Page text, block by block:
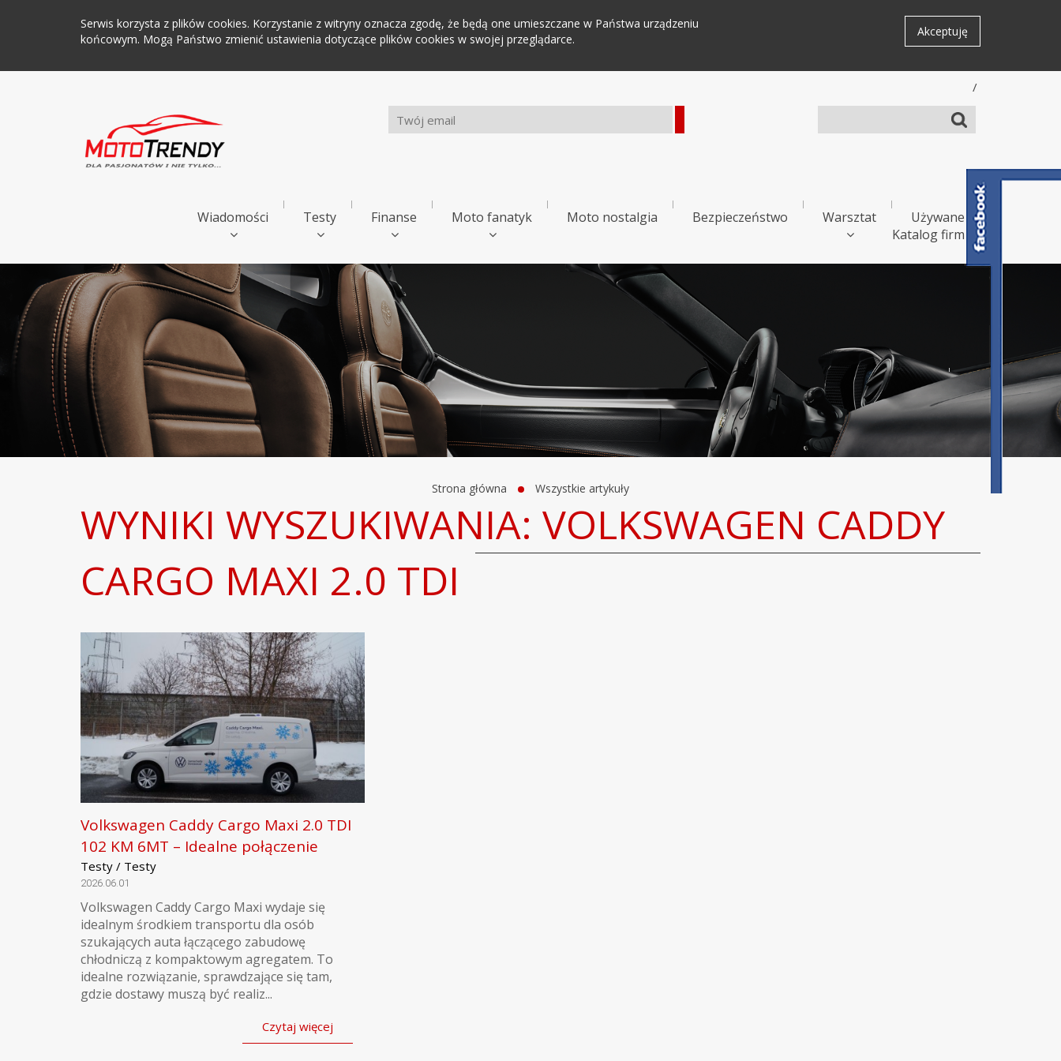
Serwis korzysta z plików cookies. Korzystanie z witryny oznacza zgodę, że będą one umieszczane w Państwa urządzeniu
końcowym. Mogą Państwo zmienić ustawienia dotyczące plików cookies w swojej przeglądarce.
Akceptuję
/
Wiadomości Testy Finanse Moto fanatyk Moto nostalgia Bezpieczeństwo Warsztat
Używane
Katalog firm
Strona główna Wszystkie artykuły
WYNIKI WYSZUKIWANIA: VOLKSWAGEN CADDY
CARGO MAXI 2.0 TDI
Volkswagen Caddy Cargo Maxi 2.0 TDI
102 KM 6MT – Idealne połączenie
Testy / Testy
2026.06.01
Volkswagen Caddy Cargo Maxi wydaje się
idealnym środkiem transportu dla osób
szukających auta łączącego zabudowę
chłodniczą z kompaktowym agregatem. To
idealne rozwiązanie, sprawdzające się tam,
gdzie dostawy muszą być realiz...
Czytaj więcej